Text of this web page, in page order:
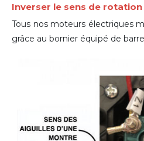
Inverser le sens de
Tous nos moteurs électriques
grâce au bornier équipé de